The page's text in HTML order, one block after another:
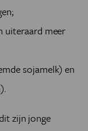
uiteraard meer
sojamelk) en
zijn jonge